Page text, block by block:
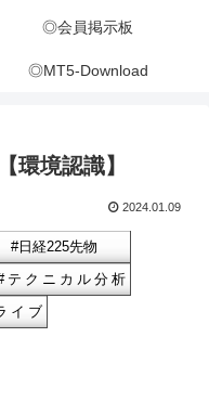
◎会員掲示板
◎MT5-Download
環境認識】
2024.01.09